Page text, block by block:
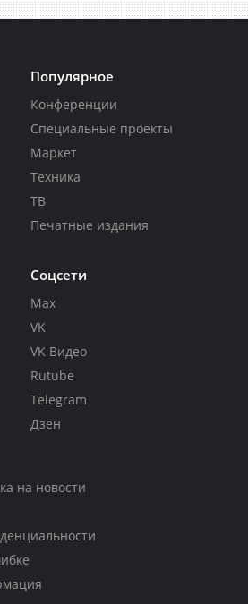
Популярное
Конференции
Специальные проекты
Маркет
Техника
ТВ
Печатные издания
Соцсети
Max
VK
VK Видео
Rutube
Telegram
Дзен
на новости